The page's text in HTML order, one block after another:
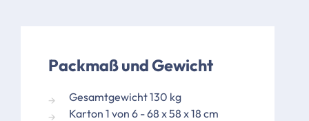
Packmaß und Gewicht
Gesamtgewicht 130 kg
Karton 1 von 6 - 68 x 58 x 18 cm